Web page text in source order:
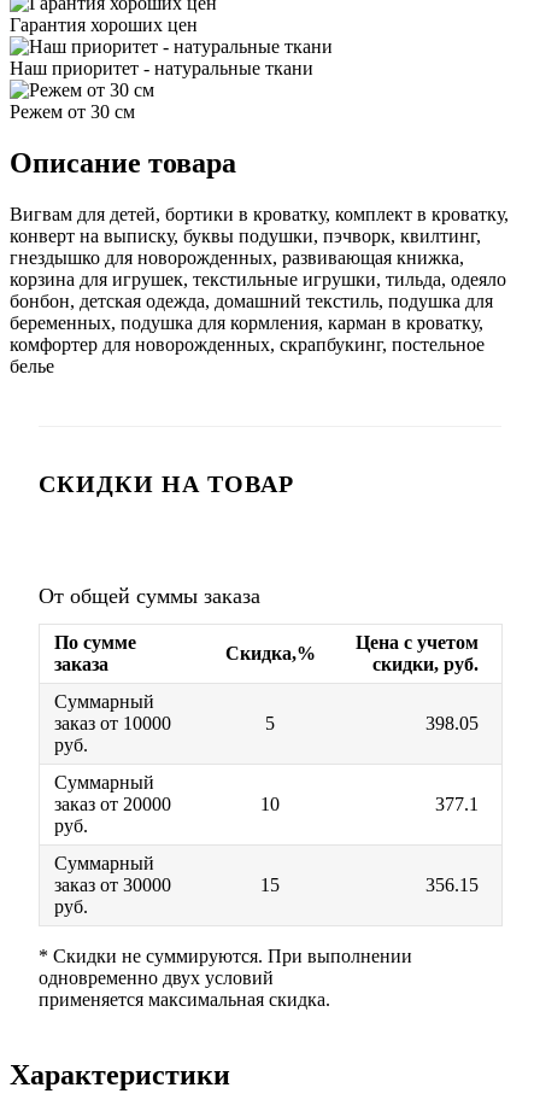
Гарантия хороших цен
Наш приоритет - натуральные ткани
Режем от 30 см
Описание товара
Вигвам для детей, бортики в кроватку, комплект в кроватку,
конверт на выписку, буквы подушки, пэчворк, квилтинг,
гнездышко для новорожденных, развивающая книжка,
корзина для игрушек, текстильные игрушки, тильда, одеяло
бонбон, детская одежда, домашний текстиль, подушка для
беременных, подушка для кормления, карман в кроватку,
комфортер для новорожденных, скрапбукинг, постельное
белье
СКИДКИ НА ТОВАР
От общей суммы заказа
По сумме
заказа
Скидка,%
Цена с учетом
скидки, руб.
Суммарный
заказ от 10000
руб.
5 398.05
Суммарный
заказ от 20000
руб.
10 377.1
Суммарный
заказ от 30000
руб.
15 356.15
* Скидки не суммируются. При выполнении
одновременно двух условий
применяется максимальная скидка.
Характеристики